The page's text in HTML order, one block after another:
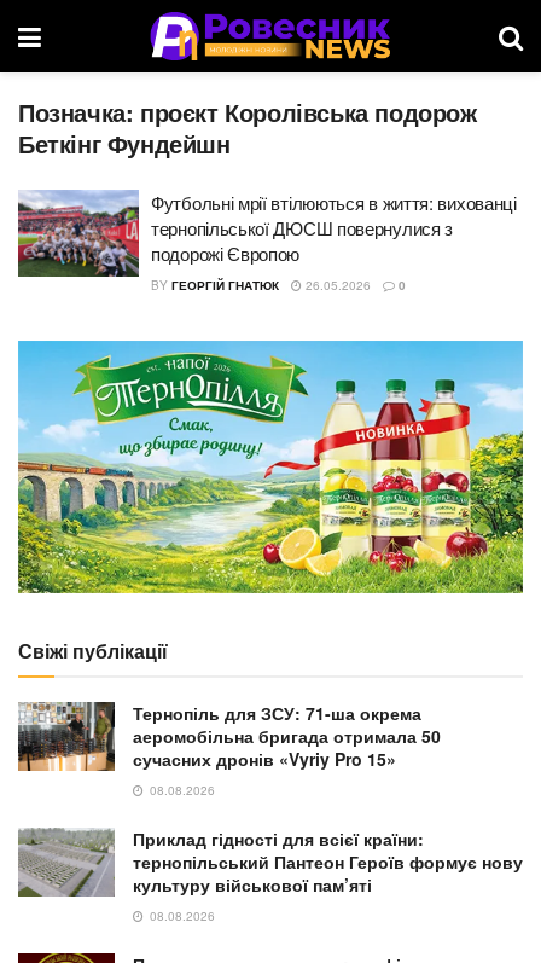
Позначка: проєкт Королівська подорож
Беткінг Фундейшн
Футбольні мрії втілюються в життя: вихованці
тернопільської ДЮСШ повернулися з
подорожі Європою
BY ГЕОРГІЙ ГНАТЮК 26.05.2026 0
Свіжі публікації
Тернопіль для ЗСУ: 71-ша окрема
аеромобільна бригада отримала 50
сучасних дронів «Vyriy Pro 15»
08.08.2026
Приклад гідності для всієї країни:
тернопільський Пантеон Героїв формує нову
культуру військової пам’яті
08.08.2026